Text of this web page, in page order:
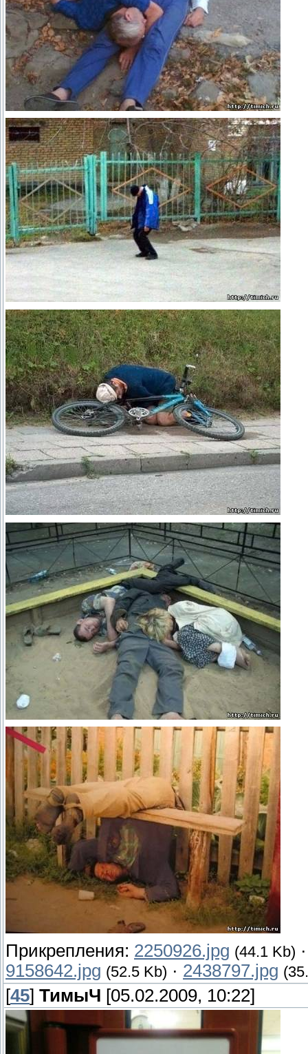
Прикрепления: 2250926.jpg (44.1 Kb)
9158642.jpg (52.5 Kb) · 2438797.jpg
[45] ТимыЧ [05.02.2009, 10:22]